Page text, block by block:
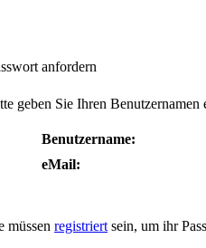
anfordern
geben Sie Ihren Benutzernamen
Benutzername:
eMail:
müssen registriert sein, um ihr